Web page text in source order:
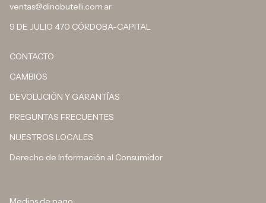
ventas@dinobutelli.com.ar
9 DE JULIO 470 CÓRDOBA-CAPITAL
CONTACTO
CAMBIOS
DEVOLUCIÓN Y GARANTÍAS
PREGUNTAS FRECUENTES
NUESTROS LOCALES
Derecho de Información al Consumidor